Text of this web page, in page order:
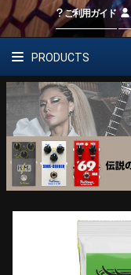
ご利用ガイド
PRODUCTS